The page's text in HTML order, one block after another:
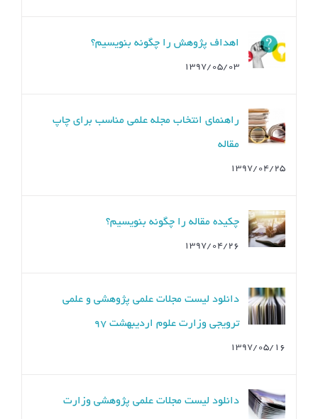
اهداف پژوهش را چگونه بنویسیم؟
۱۳۹۷/۰۵/۰۳
راهنمای انتخاب مجله علمی مناسب برای چاپ
مقاله
۱۳۹۷/۰۴/۲۵
چکیده مقاله را چگونه بنویسیم؟
۱۳۹۷/۰۴/۲۶
دانلود لیست مجلات علمی پژوهشی و علمی
ترویجی وزارت علوم اردیبهشت ۹۷
۱۳۹۷/۰۵/۱۶
دانلود لیست مجلات علمی پژوهشی وزارت